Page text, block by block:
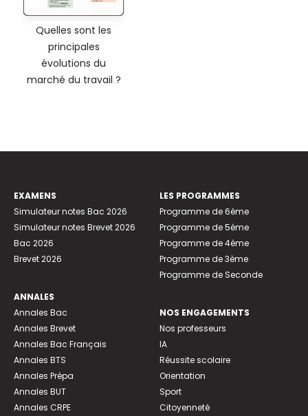
Quelles sont les
principales
évolutions du
marché du travail ?
EXAMENS
Simulateur notes Bac 2026
Simulateur notes Brevet 2026
Bac 2026
Brevet 2026
ANNALES
Annales Bac
Annales Brevet
Annales Bac Français
Annales BTS
Annales Prépa
Annales BUT
Annales CRPE
LES PROGRAMMES
Programme de 6ème
Programme de 5ème
Programme de 4ème
Programme de 3ème
Programme de Seconde
NOS ENGAGEMENTS
Nos professeurs
IA
Réussite scolaire
Orientation
Sport
Citoyenneté